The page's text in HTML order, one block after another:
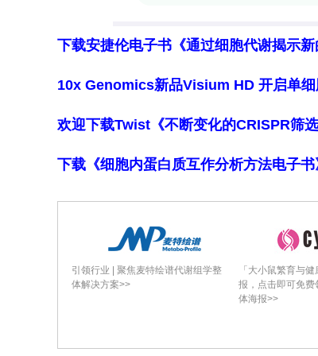
均无显著差异。超声心动图显示两
无显著差异。因此，成年小鼠
在Ldlr?/?背景下，他莫昔芬处理5
比，Ldlr?/?/Mmp14SMC-CKO小鼠
小，且未观察到自发性动脉瘤形
芬对动脉粥样硬化的影响是Cre依
下载安捷伦电子书《通过细胞代谢揭示
10x Genomics新品Visium HD 开启单细
欢迎下载Twist《不断变化的CRISPR筛
下载《细胞内蛋白质互作分析方法电子书
引领行业 | 聚焦麦特绘谱代谢组学整
体解决方案>>
「大小鼠繁育与
报，点击即可免
体海报>>